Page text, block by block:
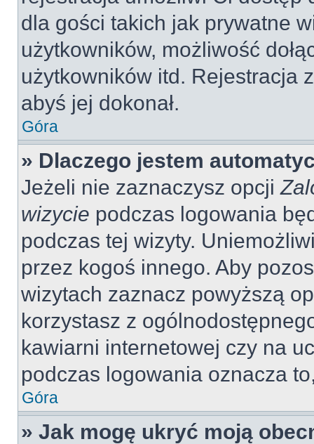
dla gości takich jak prywatne
użytkowników, możliwość
użytkowników itd. Rejestracja
abyś jej dokonał.
Góra
» Dlaczego jestem
Jeżeli nie zaznaczysz opcji
wizycie podczas logowania
podczas tej wizyty.
przez kogoś innego. Aby
wizytach zaznacz powyższą
korzystasz z
kawiarni internetowej czy na
podczas logowania oznacza
Góra
» Jak mogę ukryć moją